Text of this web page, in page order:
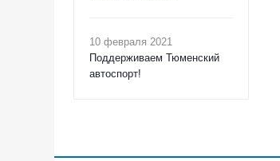
10 февраля 2021
Поддерживаем Тюменский
автоспорт!